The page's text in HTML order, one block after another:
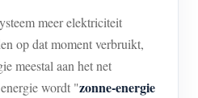
meer elektriciteit
op dat moment verbruikt,
meestal aan het net
wordt "zonne-energie